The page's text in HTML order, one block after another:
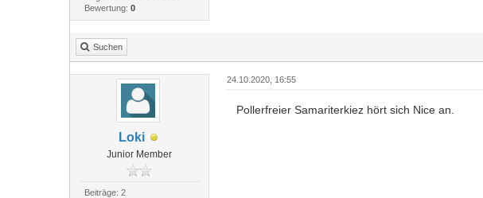
Bewertung: 0
Suchen
Loki
Junior Member
Beiträge: 2
24.10.2020, 16:55
Pollerfreier Samariterkiez hört sich Nice an.